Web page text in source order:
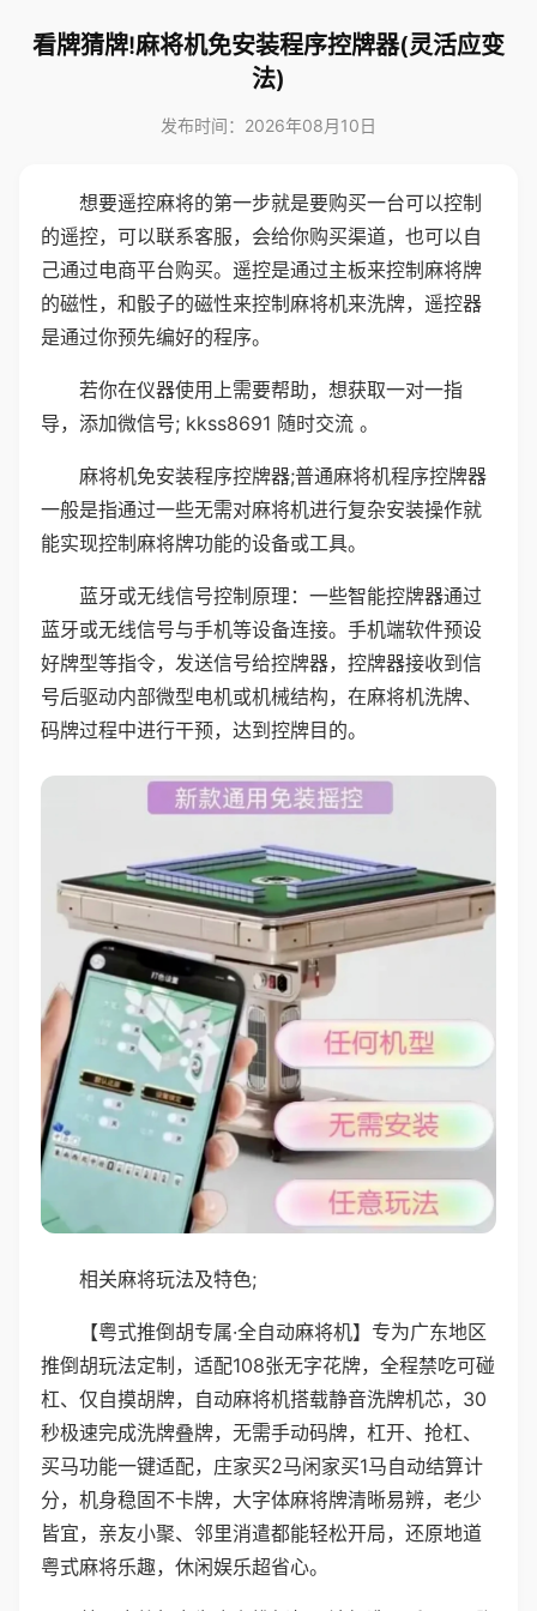
看牌猜牌!麻将机免安装程序控牌器(灵活应变
法)
发布时间：2026年08月10日
想要遥控麻将的第一步就是要购买一台可以控制
的遥控，可以联系客服，会给你购买渠道，也可以自
己通过电商平台购买。遥控是通过主板来控制麻将牌
的磁性，和骰子的磁性来控制麻将机来洗牌，遥控器
是通过你预先编好的程序。
若你在仪器使用上需要帮助，想获取一对一指
导，添加微信号; kkss8691 随时交流 。
麻将机免安装程序控牌器;普通麻将机程序控牌器
一般是指通过一些无需对麻将机进行复杂安装操作就
能实现控制麻将牌功能的设备或工具。
蓝牙或无线信号控制原理：一些智能控牌器通过
蓝牙或无线信号与手机等设备连接。手机端软件预设
好牌型等指令，发送信号给控牌器，控牌器接收到信
号后驱动内部微型电机或机械结构，在麻将机洗牌、
码牌过程中进行干预，达到控牌目的。
相关麻将玩法及特色;
【粤式推倒胡专属·全自动麻将机】专为广东地区
推倒胡玩法定制，适配108张无字花牌，全程禁吃可碰
杠、仅自摸胡牌，自动麻将机搭载静音洗牌机芯，30
秒极速完成洗牌叠牌，无需手动码牌，杠开、抢杠、
买马功能一键适配，庄家买2马闲家买1马自动结算计
分，机身稳固不卡牌，大字体麻将牌清晰易辨，老少
皆宜，亲友小聚、邻里消遣都能轻松开局，还原地道
粤式麻将乐趣，休闲娱乐超省心。